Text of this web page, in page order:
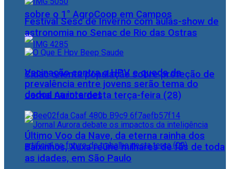
sobre o 1° AgroCoop em Campos
Cidac orienta população sobre proteção de
dados na internet
Festival Sesc de Inverno com aulas-show de
astronomia no Senac de Rio das Ostras
Vacinação contra o HPV e queda da
prevalência entre jovens serão tema do
Jornal Aurora desta terça-feira (28)
Último Voo da Nave, da eterna rainha dos
Baixinhos, Xuxa reúne milhares de fãs de toda
as idades, em São Paulo